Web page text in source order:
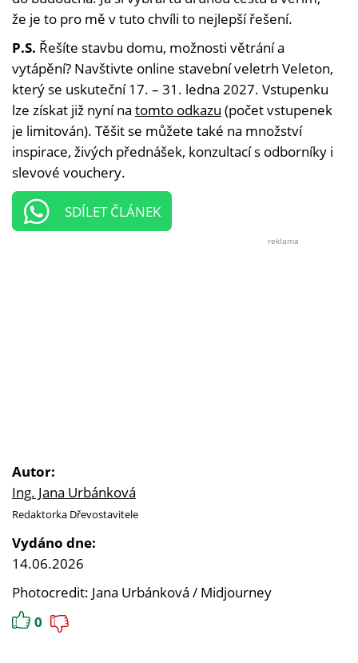
že je to pro mě v tuto chvíli to nejlepší řešení.
P.S. Řešíte stavbu domu, možnosti větrání a
vytápění? Navštivte online stavební veletrh Veleton,
který se uskuteční 17. – 31. ledna 2027. Vstupenku
lze získat již nyní na tomto odkazu (počet vstupenek
je limitován). Těšit se můžete také na množství
inspirace, živých přednášek, konzultací s odborníky i
slevové vouchery.
SDÍLET ČLÁNEK
reklama
Autor:
Ing. Jana Urbánková
Redaktorka Dřevostavitele
Vydáno dne:
14.06.2026
Photocredit: Jana Urbánková / Midjourney
0